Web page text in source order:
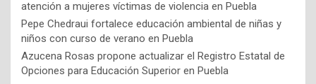
atención a mujeres víctimas de violencia en Puebla
Pepe Chedraui fortalece educación ambiental de niñas y
niños con curso de verano en Puebla
Azucena Rosas propone actualizar el Registro Estatal de
Opciones para Educación Superior en Puebla